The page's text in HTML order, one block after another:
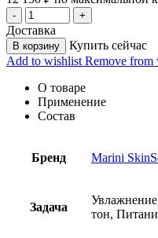
Доставка
В корзину
Купить сейчас
Add to wishlist Remove from
О товаре
Применение
Состав
Бренд Marini
Задача
тон,